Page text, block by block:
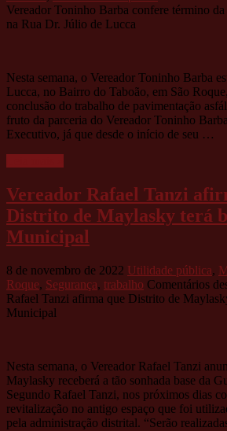
Vereador Toninho Barba confere término
na Rua Dr. Júlio de Lucca
Nesta semana, o Vereador Toninho Barba
Lucca, no Bairro do Taboão, em São
conclusão do trabalho de pavimentação
fruto da parceria do Vereador Toninho
Executivo, já que desde o início de seu …
Vereador Rafael Tanzi
Distrito de Maylasky terá
Municipal
8 de novembro de 2022 Utilidade pública,
Roque, Segurança, trabalho Comentários
Rafael Tanzi afirma que Distrito de
Municipal
Nesta semana, o Vereador Rafael Tanzi
Maylasky receberá a tão sonhada base da
Segundo Rafael Tanzi, nos próximos dias
revitalização no antigo espaço que foi
pela administração distrital. “Serão